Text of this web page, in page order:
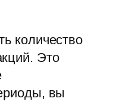
количество
Это
вы